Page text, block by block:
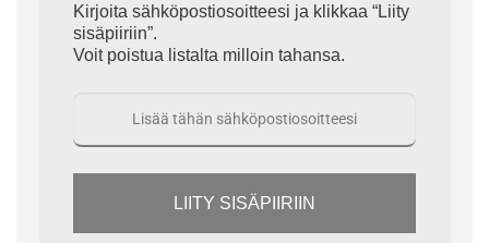
Kirjoita sähköpostiosoitteesi ja klikkaa “Liity
sisäpiiriin”.
Voit poistua listalta milloin tahansa.
LIITY SISÄPIIRIIN